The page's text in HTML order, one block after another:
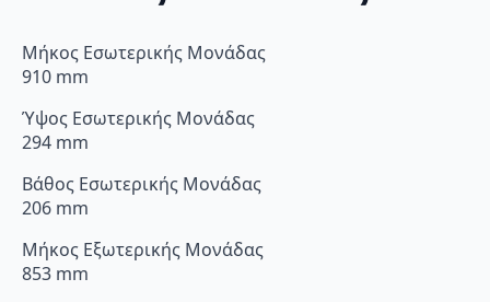
Μήκος Εσωτερικής Μονάδας
910 mm
Ύψος Εσωτερικής Μονάδας
294 mm
Βάθος Εσωτερικής Μονάδας
206 mm
Μήκος Εξωτερικής Μονάδας
853 mm